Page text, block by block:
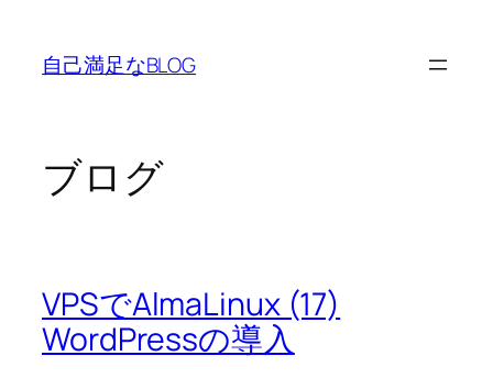
自己満足なBLOG
ブログ
VPSでAlmaLinux (17)
WordPressの導入